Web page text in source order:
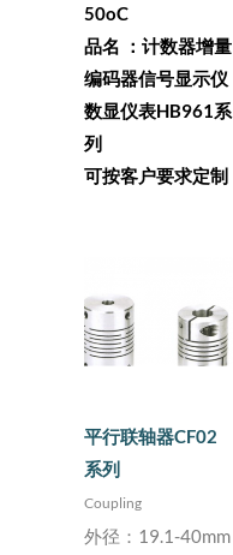
50oC
品名 ：计数器增量
编码器信号显示仪
数显仪表HB961系
列
可按客户要求定制
平行联轴器CF02
系列
Coupling
外径：19.1-40mm